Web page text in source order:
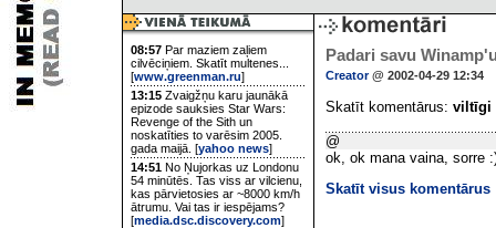
08:57 Par maziem zaļiem
cilvēciņiem. Skatīt multenes...
[www.greenman.ru]
13:15 Zvaigžņu karu jaunākā
epizode sauksies Star Wars:
Revenge of the Sith un
noskatīties to varēsim 2005.
gada maijā. [yahoo news]
14:51 No Ņujorkas uz Londonu
54 minūtēs. Tas viss ar vilcienu,
kas pārvietosies ar ~8000 km/h
ātrumu. Vai tas ir iespējams?
[media.dsc.discovery.com]
Padari savu
Creator@ 2002-04-29 12:34
Skatīt komentārus: viltīgi
@
ok, ok mana vaina, sorre
Skatīt visus komentārus